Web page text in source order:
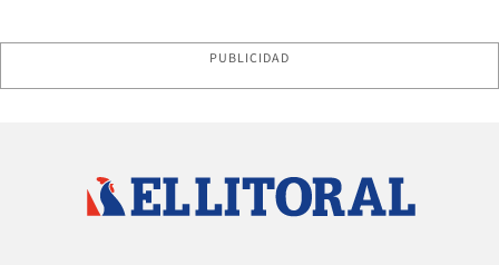
PUBLICIDAD